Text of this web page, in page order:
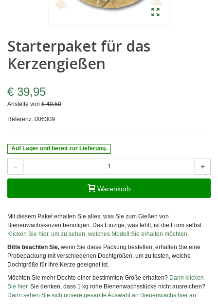
Starterpaket für das
Kerzengießen
€ 39,95
Anstelle von € 40,50
Referenz: 006309
Auf Lager und bereit zur Lieferung.
- +
Warenkorb
Mit diesem Paket erhalten Sie alles, was Sie zum Gießen von
Bienenwachskerzen benötigen. Das Einzige, was fehlt, ist die Form selbst.
Klicken Sie hier, um zu sehen, welches Modell Sie erhalten möchten.
Bitte beachten Sie, wenn Sie diese Packung bestellen, erhalten Sie eine
Probepackung mit verschiedenen Dochtgrößen, um zu testen, welche
Dochtgröße für Ihre Kerze geeignet ist.
Möchten Sie mehr Dochte einer bestimmten Größe erhalten? Dann klicken
Sie hier. Sie denken, dass 1 kg rohe Bienenwachsstücke nicht ausreichen?
Dann sehen Sie sich unsere gesamte Auswahl an Bienenwachs hier an.